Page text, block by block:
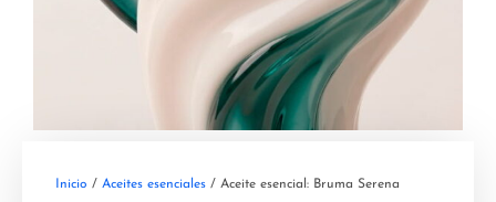
Inicio / Aceites esenciales / Aceite esencial: Bruma Serena